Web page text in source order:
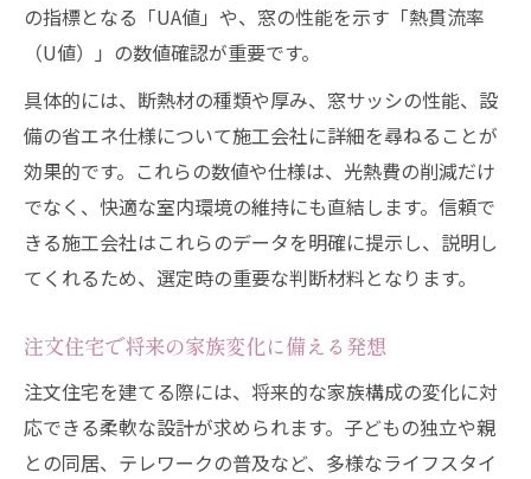
の指標となる「UA値」や、窓の性能を示す「熱貫流率
（U値）」の数値確認が重要です。
具体的には、断熱材の種類や厚み、窓サッシの性能、設
備の省エネ仕様について施工会社に詳細を尋ねることが
効果的です。これらの数値や仕様は、光熱費の削減だけ
でなく、快適な室内環境の維持にも直結します。信頼で
きる施工会社はこれらのデータを明確に提示し、説明し
てくれるため、選定時の重要な判断材料となります。
注文住宅で将来の家族変化に備える発想
注文住宅を建てる際には、将来的な家族構成の変化に対
応できる柔軟な設計が求められます。子どもの独立や親
との同居、テレワークの普及など、多様なライフスタイ